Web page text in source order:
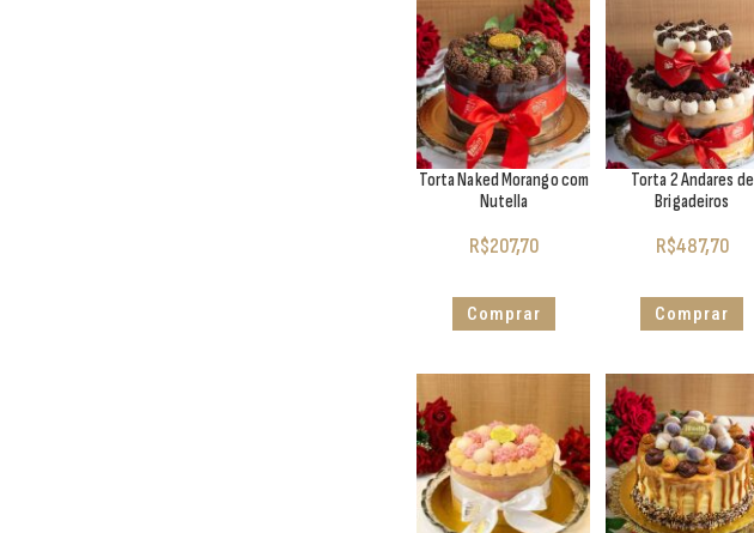
Torta Naked Morango com
Nutella
R$207,70
Comprar
Torta 2 Andares de
Brigadeiros
R$487,70
Comprar